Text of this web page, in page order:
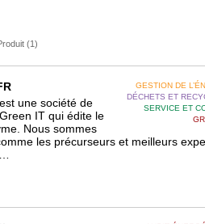
(1)
GESTION DE
DÉCHETS ET
SERVICE ET
une société de
IT qui édite le
Nous sommes
les précurseurs et meilleurs